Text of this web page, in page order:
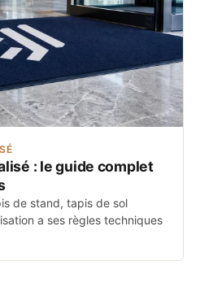
: le guide complet
de stand, tapis de sol
a ses règles techniques